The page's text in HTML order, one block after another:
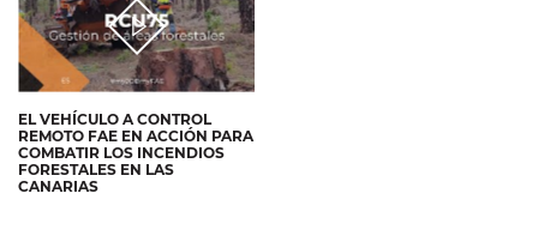
EL VEHÍCULO A CONTROL
REMOTO FAE EN ACCIÓN PARA
COMBATIR LOS INCENDIOS
FORESTALES EN LAS
CANARIAS